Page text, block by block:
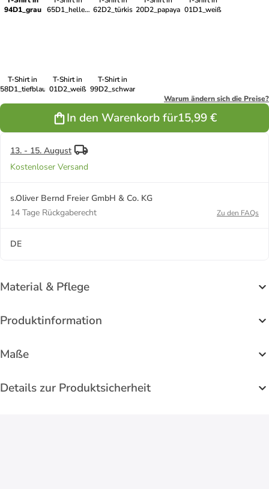
94D1_grau 65D1_helles 62D2_türkis 20D2_papaya 01D1_weiß
T-Shirt in
58D1_tiefblau
T-Shirt in
01D2_weiß
T-Shirt in
99D2_schwarz
Warum ändern sich die Preise?
In den Warenkorb für15,99 €
13. - 15. August
Kostenloser Versand
s.Oliver Bernd Freier GmbH & Co. KG
14 Tage Rückgaberecht
Zu den FAQs
DE
Material & Pflege
Produktinformation
Maße
Details zur Produktsicherheit